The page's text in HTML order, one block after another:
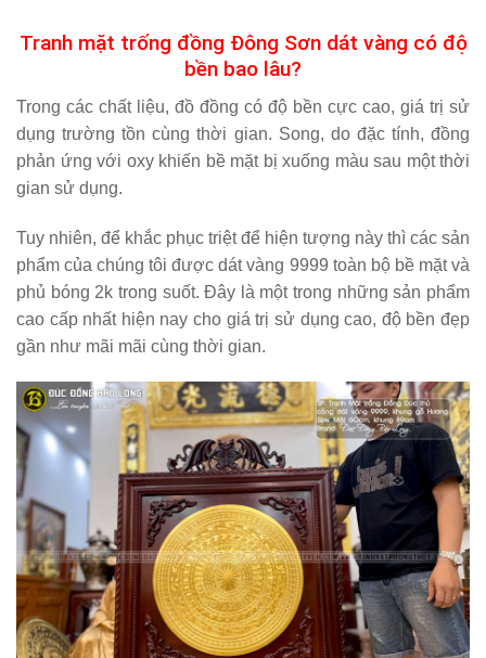
Tranh mặt trống đồng Đông Sơn dát vàng có độ
bền bao lâu?
Trong các chất liệu, đồ đồng có độ bền cực cao, giá trị sử
dụng trường tồn cùng thời gian. Song, do đặc tính, đồng
phản ứng với oxy khiến bề mặt bị xuống màu sau một thời
gian sử dụng.
Tuy nhiên, để khắc phục triệt để hiện tượng này thì các sản
phẩm của chúng tôi được dát vàng 9999 toàn bộ bề mặt và
phủ bóng 2k trong suốt. Đây là một trong những sản phẩm
cao cấp nhất hiện nay cho giá trị sử dụng cao, độ bền đẹp
gần như mãi mãi cùng thời gian.